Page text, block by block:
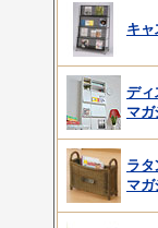
キャ
ディ
マガ
ラタ
マガ